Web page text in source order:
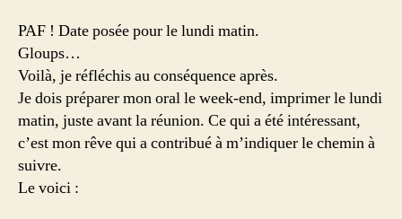
PAF ! Date posée pour le lundi matin.
Gloups…
Voilà, je réfléchis au conséquence après.
Je dois préparer mon oral le week-end, imprimer le lundi
matin, juste avant la réunion. Ce qui a été intéressant,
c’est mon rêve qui a contribué à m’indiquer le chemin à
suivre.
Le voici :